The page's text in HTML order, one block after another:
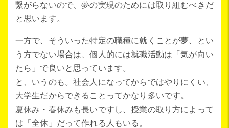
繋がらないので、夢の実現のためには取り組むべきだ
と思います。
一方で、そういった特定の職種に就くことが夢、とい
う方でない場合は、個人的には就職活動は「気が向い
たら」で良いと思っています。
と、いうのも。社会人になってからではやりにくい、
大学生だからできることってかなり多いです。
夏休み・春休みも長いですし、授業の取り方によって
は「全休」だって作れる人もいる。